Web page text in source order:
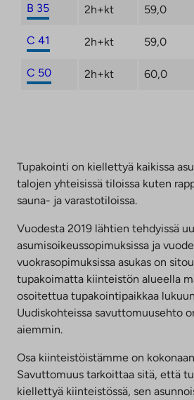
B 35 2h+kt 59,0
C 41 2h+kt 59,0
C 50 2h+kt 60,0
Tupakointi on kiellettyä kaikissa
talojen yhteisissä tiloissa kuten
sauna- ja varastotiloissa.
Vuodesta 2019 lähtien tehdyissä
asumisoikeussopimuksissa ja
vuokrasopimuksissa asukas on
tupakoimatta kiinteistön alueella
osoitettua tupakointipaikkaa
Uudiskohteissa savuttomuusehto
aiemmin.
Osa kiinteistöistämme on
Savuttomuus tarkoittaa sitä, että
kiellettyä kiinteistössä, sen